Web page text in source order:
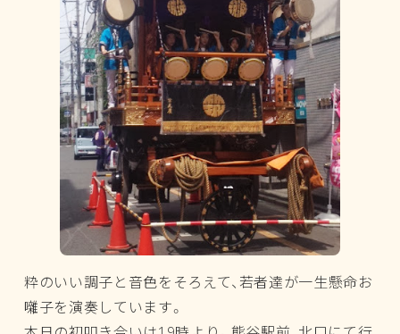
粋のいい調子と音色をそろえて、若者達が一生懸命お
囃子を演奏しています。